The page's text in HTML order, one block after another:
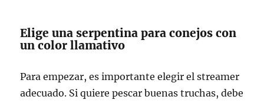
Elige una serpentina para conejos con
un color llamativo
Para empezar, es importante elegir el streamer
adecuado. Si quiere pescar buenas truchas, debe